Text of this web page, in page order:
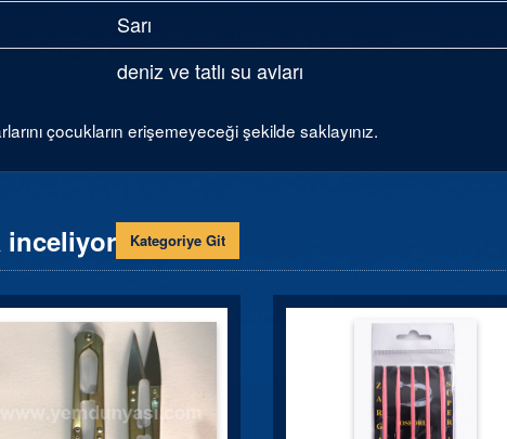
Sarı
deniz ve tatlı su avları
çocukların erişemeyeceği şekilde saklayınız.
inceliyor Kategoriye Git